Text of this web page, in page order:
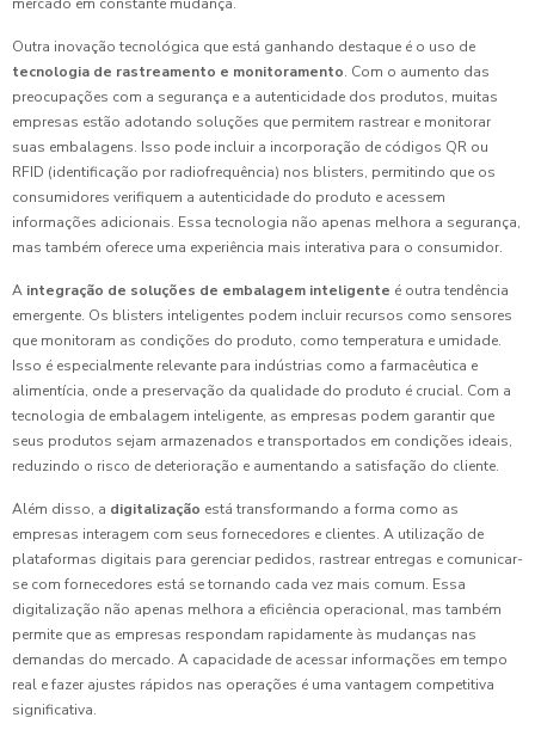
mercado em constante mudança.
Outra inovação tecnológica que está ganhando destaque é o uso de
tecnologia de rastreamento e monitoramento. Com o aumento das
preocupações com a segurança e a autenticidade dos produtos, muitas
empresas estão adotando soluções que permitem rastrear e monitorar
suas embalagens. Isso pode incluir a incorporação de códigos QR ou
RFID (identificação por radiofrequência) nos blisters, permitindo que os
consumidores verifiquem a autenticidade do produto e acessem
informações adicionais. Essa tecnologia não apenas melhora a segurança,
mas também oferece uma experiência mais interativa para o consumidor.
A integração de soluções de embalagem inteligente é outra tendência
emergente. Os blisters inteligentes podem incluir recursos como sensores
que monitoram as condições do produto, como temperatura e umidade.
Isso é especialmente relevante para indústrias como a farmacêutica e
alimentícia, onde a preservação da qualidade do produto é crucial. Com a
tecnologia de embalagem inteligente, as empresas podem garantir que
seus produtos sejam armazenados e transportados em condições ideais,
reduzindo o risco de deterioração e aumentando a satisfação do cliente.
Além disso, a digitalização está transformando a forma como as
empresas interagem com seus fornecedores e clientes. A utilização de
plataformas digitais para gerenciar pedidos, rastrear entregas e comunicar-
se com fornecedores está se tornando cada vez mais comum. Essa
digitalização não apenas melhora a eficiência operacional, mas também
permite que as empresas respondam rapidamente às mudanças nas
demandas do mercado. A capacidade de acessar informações em tempo
real e fazer ajustes rápidos nas operações é uma vantagem competitiva
significativa.